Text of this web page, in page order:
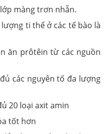
màng trơn nhẵn.
ti thể ở các tế bào là
ăn prôtêin từ các nguồn
các nguyên tố đa lượng
20 loại axit amin
tốt hơn